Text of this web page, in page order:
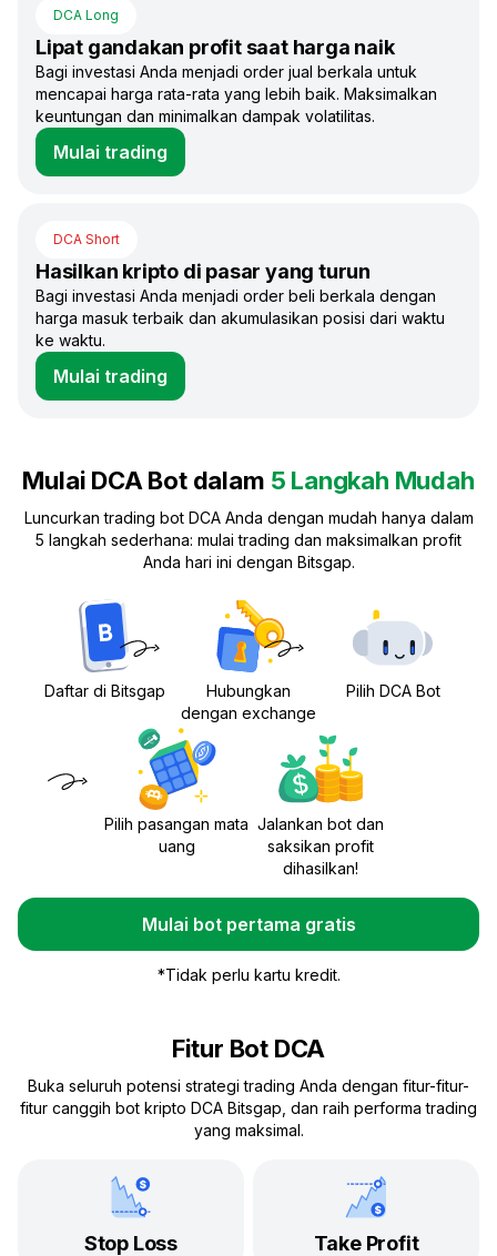
DCA Long
Lipat gandakan profit saat harga naik
Bagi investasi Anda menjadi order jual berkala untuk
mencapai harga rata-rata yang lebih baik. Maksimalkan
keuntungan dan minimalkan dampak volatilitas.
Mulai trading
DCA Short
Hasilkan kripto di pasar yang turun
Bagi investasi Anda menjadi order beli berkala dengan
harga masuk terbaik dan akumulasikan posisi dari waktu
ke waktu.
Mulai trading
Mulai DCA Bot dalam 5 Langkah Mudah
Luncurkan trading bot DCA Anda dengan mudah hanya dalam
5 langkah sederhana: mulai trading dan maksimalkan profit
Anda hari ini dengan Bitsgap.
Daftar di Bitsgap
Hubungkan
dengan exchange
Pilih DCA Bot
Pilih pasangan mata
uang
Jalankan bot dan
saksikan profit
dihasilkan!
Mulai bot pertama gratis
*Tidak perlu kartu kredit.
Fitur Bot DCA
Buka seluruh potensi strategi trading Anda dengan fitur-fitur-
fitur canggih bot kripto DCA Bitsgap, dan raih performa trading
yang maksimal.
Stop Loss Take Profit